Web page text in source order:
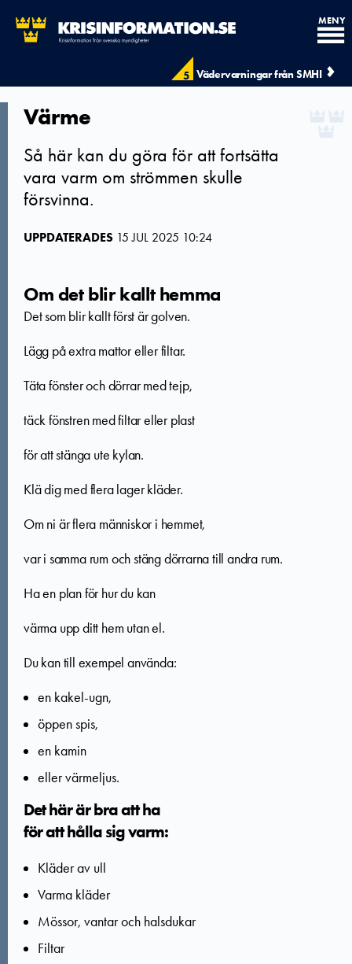
5 Vädervarningar från SMHI
MENY
Värme
Så här kan du göra för att fortsätta
vara varm om strömmen skulle
försvinna.
UPPDATERADES 15 JUL 2025 10:24
Om det blir kallt hemma
Det som blir kallt först är golven.
Lägg på extra mattor eller filtar.
Täta fönster och dörrar med tejp,
täck fönstren med filtar eller plast
för att stänga ute kylan.
Klä dig med flera lager kläder.
Om ni är flera människor i hemmet,
var i samma rum och stäng dörrarna till andra rum.
Ha en plan för hur du kan
värma upp ditt hem utan el.
Du kan till exempel använda:
en kakel-ugn,
öppen spis,
en kamin
eller värmeljus.
Det här är bra att ha
för att hålla sig varm:
Kläder av ull
Varma kläder
Mössor, vantar och halsdukar
Filtar